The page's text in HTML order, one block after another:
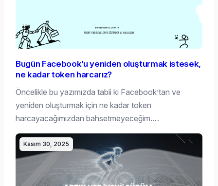
Bugün Facebook’u yeniden oluşturmak istesek,
ne kadar token harcarız?
Öncelikle bu yazımızda tabii ki Facebook’tan ve
yeniden oluşturmak için ne kadar token
harcayacağımızdan bahsetmeyeceğim.…
Kasım 30, 2025